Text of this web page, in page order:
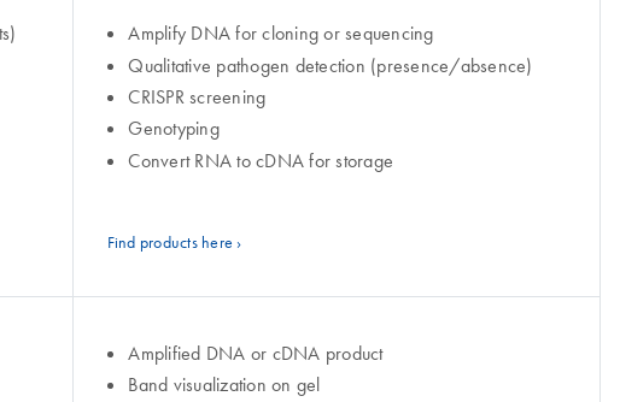
Amplify DNA for cloning or sequencing
Qualitative pathogen detection (presence/absence)
CRISPR screening
Genotyping
Convert RNA to cDNA for storage
Find products here ›
Amplified DNA or cDNA product
Band visualization on gel